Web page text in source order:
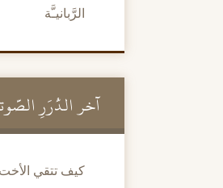
الرَّبانيـَّة
آخر الدُّرَرِ
كيف تتقي